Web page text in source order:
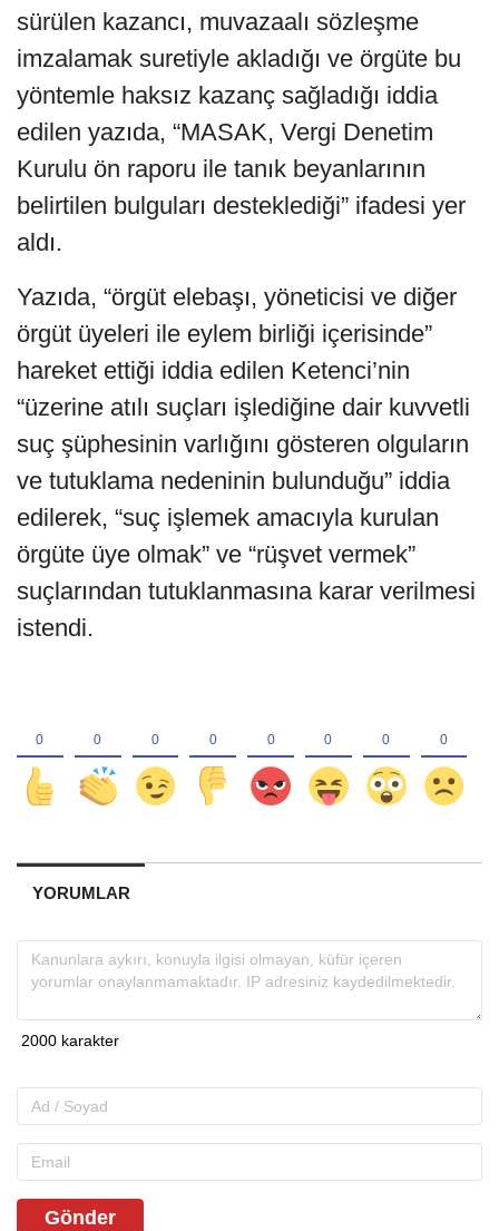
sürülen kazancı, muvazaalı sözleşme
imzalamak suretiyle akladığı ve örgüte bu
yöntemle haksız kazanç sağladığı iddia
edilen yazıda, “MASAK, Vergi Denetim
Kurulu ön raporu ile tanık beyanlarının
belirtilen bulguları desteklediği” ifadesi yer
aldı.
Yazıda, “örgüt elebaşı, yöneticisi ve diğer
örgüt üyeleri ile eylem birliği içerisinde”
hareket ettiği iddia edilen Ketenci’nin
“üzerine atılı suçları işlediğine dair kuvvetli
suç şüphesinin varlığını gösteren olguların
ve tutuklama nedeninin bulunduğu” iddia
edilerek, “suç işlemek amacıyla kurulan
örgüte üye olmak” ve “rüşvet vermek”
suçlarından tutuklanmasına karar verilmesi
istendi.
YORUMLAR
Gönder